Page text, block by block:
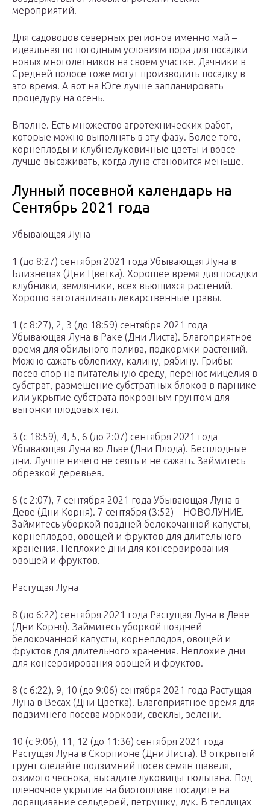
мероприятий.
Для садоводов северных регионов именно май –
идеальная по погодным условиям пора для посадки
новых многолетников на своем участке. Дачники в
Средней полосе тоже могут производить посадку в
это время. А вот на Юге лучше запланировать
процедуру на осень.
Вполне. Есть множество агротехнических работ,
которые можно выполнять в эту фазу. Более того,
корнеплоды и клубнелуковичные цветы и вовсе
лучше высаживать, когда луна становится меньше.
Лунный посевной календарь на
Сентябрь 2021 года
Убывающая Луна
1 (до 8:27) сентября 2021 года Убывающая Луна в
Близнецах (Дни Цветка). Хорошее время для посадки
клубники, земляники, всех вьющихся растений.
Хорошо заготавливать лекарственные травы.
1 (с 8:27), 2, 3 (до 18:59) сентября 2021 года
Убывающая Луна в Раке (Дни Листа). Благоприятное
время для обильного полива, подкормки растений.
Можно сажать облепиху, калину, рябину. Грибы:
посев спор на питательную среду, перенос мицелия в
субстрат, размещение субстратных блоков в парнике
или укрытие субстрата покровным грунтом для
выгонки плодовых тел.
3 (с 18:59), 4, 5, 6 (до 2:07) сентября 2021 года
Убывающая Луна во Льве (Дни Плода). Бесплодные
дни. Лучше ничего не сеять и не сажать. Займитесь
обрезкой деревьев.
6 (с 2:07), 7 сентября 2021 года Убывающая Луна в
Деве (Дни Корня). 7 сентября (3:52) – НОВОЛУНИЕ.
Займитесь уборкой поздней белокочанной капусты,
корнеплодов, овощей и фруктов для длительного
хранения. Неплохие дни для консервирования
овощей и фруктов.
Растущая Луна
8 (до 6:22) сентября 2021 года Растущая Луна в Деве
(Дни Корня). Займитесь уборкой поздней
белокочанной капусты, корнеплодов, овощей и
фруктов для длительного хранения. Неплохие дни
для консервирования овощей и фруктов.
8 (с 6:22), 9, 10 (до 9:06) сентября 2021 года Растущая
Луна в Весах (Дни Цветка). Благоприятное время для
подзимнего посева моркови, свеклы, зелени.
10 (с 9:06), 11, 12 (до 11:36) сентября 2021 года
Растущая Луна в Скорпионе (Дни Листа). В открытый
грунт сделайте подзимний посев семян щавеля,
озимого чеснока, высадите луковицы тюльпана. Под
пленочное укрытие на биотопливе посадите на
доращивание сельдерей, петрушку, лук. В теплицах